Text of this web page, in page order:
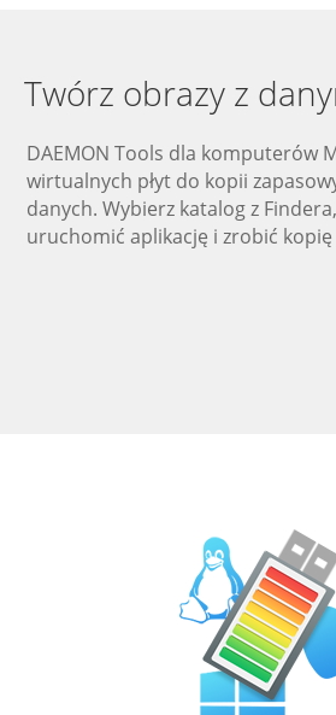
Twórz obrazy z
DAEMON Tools dla komputerów
wirtualnych płyt do kopii
danych. Wybierz katalog z
uruchomić aplikację i zrobić kopię